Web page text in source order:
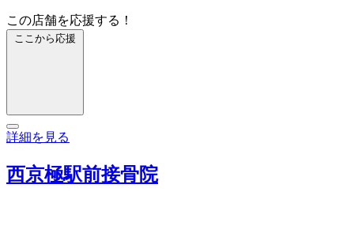
この店舗を応援する！
ここから応援
詳細を見る
西京極駅前接骨院